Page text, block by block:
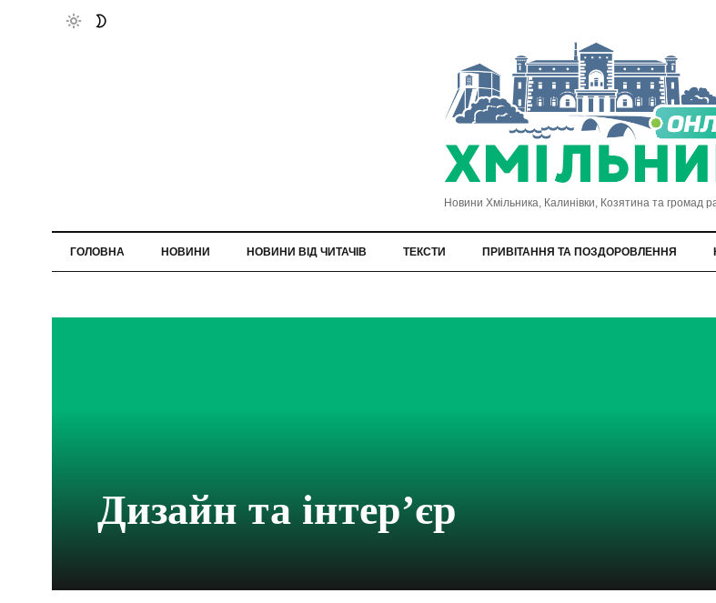
Новини Хмільника, Калинівки, Козятина та громад
ГОЛОВНА НОВИНИ НОВИНИ ВІД ЧИТАЧІВ ТЕКСТИ ПРИВІТАННЯ ТА ПОЗДОРОВЛЕННЯ
Дизайн та інтер’єр